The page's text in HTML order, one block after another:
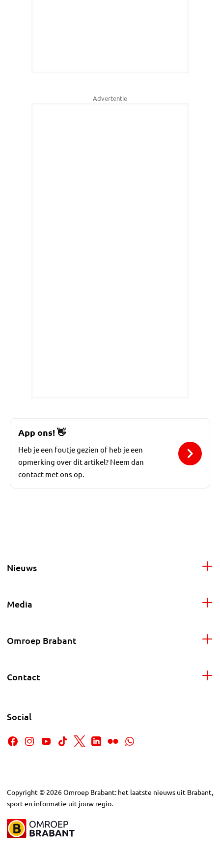
Advertentie
App ons!👋
Heb je een foutje gezien of heb je een
opmerking over dit artikel? Neem dan
contact met ons op.
Nieuws
Media
Omroep Brabant
Contact
Social
Copyright © 2026Omroep Brabant: het laatste nieuws uit Brabant,
sport en informatie uit jouw regio.